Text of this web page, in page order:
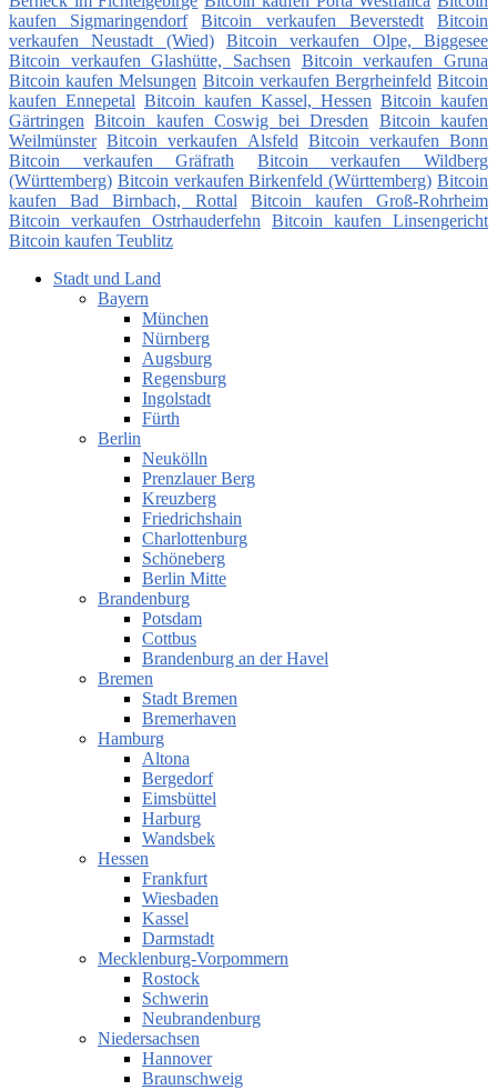
kaufen Sigmaringendorf
Bitcoin verkaufen Beverstedt
Bitcoin
verkaufen Neustadt (Wied)
Bitcoin verkaufen Olpe, Biggesee
Bitcoin verkaufen Glashütte, Sachsen
Bitcoin verkaufen Gruna
Bitcoin kaufen Melsungen Bitcoin verkaufen Bergrheinfeld Bitcoin
kaufen Ennepetal Bitcoin kaufen Kassel, Hessen Bitcoin kaufen
Gärtringen
Bitcoin kaufen Coswig bei Dresden
Bitcoin kaufen
Weilmünster Bitcoin verkaufen Alsfeld Bitcoin verkaufen Bonn
Bitcoin verkaufen Gräfrath
Bitcoin verkaufen Wildberg
(Württemberg) Bitcoin verkaufen Birkenfeld (Württemberg) Bitcoin
kaufen Bad Birnbach, Rottal
Bitcoin kaufen Groß-Rohrheim
Bitcoin verkaufen Ostrhauderfehn
Bitcoin kaufen Linsengericht
Bitcoin kaufen Teublitz
Stadt und Land
Bayern
München
Nürnberg
Augsburg
Regensburg
Ingolstadt
Fürth
Berlin
Neukölln
Prenzlauer Berg
Kreuzberg
Friedrichshain
Charlottenburg
Schöneberg
Berlin Mitte
Brandenburg
Potsdam
Cottbus
Brandenburg an der Havel
Bremen
Stadt Bremen
Bremerhaven
Hamburg
Altona
Bergedorf
Eimsbüttel
Harburg
Wandsbek
Hessen
Frankfurt
Wiesbaden
Kassel
Darmstadt
Mecklenburg-Vorpommern
Rostock
Schwerin
Neubrandenburg
Niedersachsen
Hannover
Braunschweig